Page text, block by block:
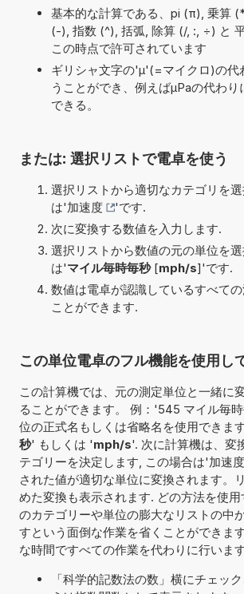
基本的な計算である、pi (π), 乗算
(-), 指数 (^), 括弧, 除算 (/, :, ÷) と
この時点で許可されています
ギリシャ文字の'μ'(=マイクロ)の代
うことができ、例えばµPaの代わ
できる。
または: 選択リストで電卓を使う
選択リストから適切なカテゴリを
は'加速度
'です.
次に変換する数値を入力します.
選択リストから数値の元の単位を
は'マイル毎時毎秒[mph/s]'です.
数値は電卓が認識しているすべて
ことができます.
この単位電卓のフル機能を使用
この計算機では、元の測定単位と一緒に
ることができます。 例：'545 マイル毎
位の正式名もしくは省略名を使用できま
秒' もしくは 'mph/s'. 次に計算機は、変
テゴリーを決定します, この場合は'加速
された値が適切な単位に変換されます。
めた変換も表示されます. どの方法を使
のカテゴリーや単位の膨大なリストの中
すという面倒な作業を省くことができま
な時間ですべての作業を代わりに行いま
「科学的記数法の数」横にチェッ